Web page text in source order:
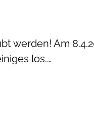
werden! Am
los.…